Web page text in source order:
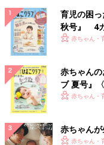
育児の困
秋号』 4
いっぱい！
赤ちゃん・
赤ちゃん
ブ 夏号』
く！ おっ
赤ちゃん・
赤ちゃんが
赤ちゃん・